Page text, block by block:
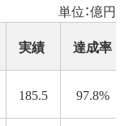
単位：億円
実績 達成率
185.5 97.8%